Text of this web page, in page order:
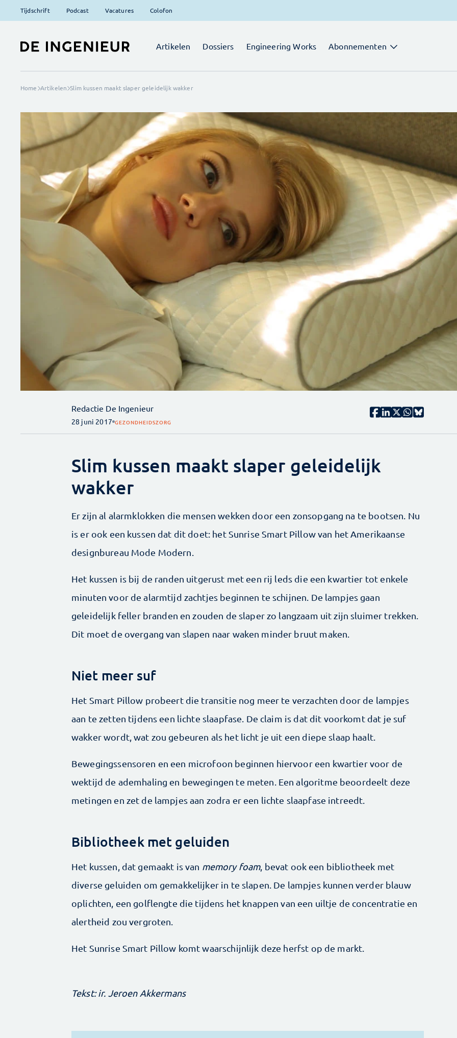
Tijdschrift Podcast Vacatures Colofon
Artikelen Dossiers Engineering Works Abonnementen
Home Artikelen Slim kussen maakt slaper geleidelijk wakker
Redactie De Ingenieur
28 juni 2017 GEZONDHEIDSZORG
Slim kussen maakt slaper geleidelijk
wakker
Er zijn al alarmklokken die mensen wekken door een zonsopgang na te bootsen. Nu
is er ook een kussen dat dit doet: het Sunrise Smart Pillow van het Amerikaanse
designbureau Mode Modern.
Het kussen is bij de randen ­uitgerust met een rij leds die een kwartier tot enkele
minuten voor de alarmtijd zachtjes beginnen te schijnen. De lampjes gaan
geleidelijk feller branden en zouden de slaper zo langzaam uit zijn sluimer trekken.
Dit moet de overgang van slapen naar waken minder bruut maken.
Niet meer suf
Het Smart Pillow probeert die transitie nog meer te verzachten door de lampjes
aan te zetten tijdens een lichte slaapfase. De claim is dat dit voorkomt dat je suf
wakker wordt, wat zou gebeuren als het licht je uit een diepe slaap haalt.
Bewegingssensoren en een microfoon beginnen hiervoor een kwartier voor de
wektijd de ademhaling en bewegingen te meten. Een algoritme beoordeelt ­deze
metingen en zet de lampjes aan zodra er een lichte slaapfase intreedt.
Bibliotheek met geluiden
Het kussen, dat gemaakt is van ­ memory foam, bevat ook een bibliotheek met
diverse geluiden om gemakkelijker in te slapen. De lampjes k­unnen verder blauw
oplichten, een golflengte die tijdens het knappen van een uiltje de concentratie en
alertheid zou vergroten.
Het Sunrise Smart Pillow komt waarschijnlijk deze herfst op de markt.
Tekst: ir. Jeroen Akkermans